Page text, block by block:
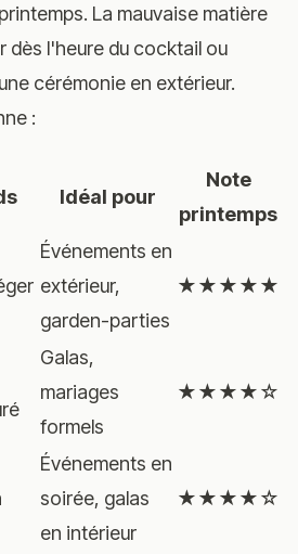
La mauvaise matière
dès l'heure du cocktail ou
cérémonie en extérieur.
:
Idéal pour
Note
printemps
Événements en
extérieur,
garden-parties
★★★★★
Galas,
mariages
formels
★★★★☆
Événements en
soirée, galas
en intérieur
★★★★☆